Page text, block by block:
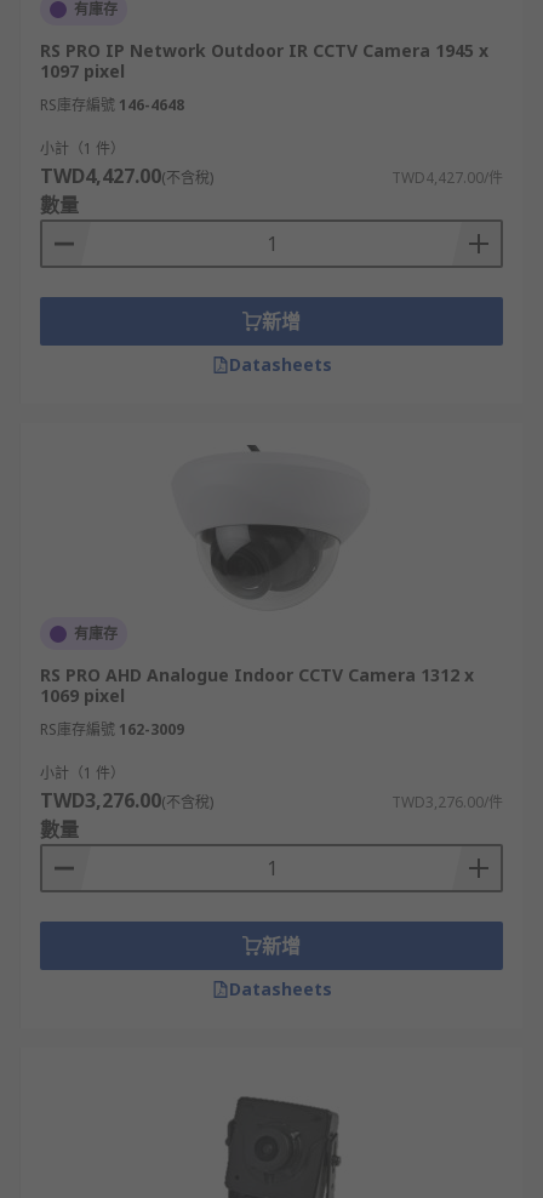
有庫存
RS PRO IP Network Outdoor IR CCTV Camera 1945 x
1097 pixel
RS庫存編號 146-4648
小計（1 件）
TWD4,427.00(不含稅) TWD4,427.00/件
數量
新增
Datasheets
有庫存
RS PRO AHD Analogue Indoor CCTV Camera 1312 x
1069 pixel
RS庫存編號 162-3009
小計（1 件）
TWD3,276.00(不含稅) TWD3,276.00/件
數量
新增
Datasheets